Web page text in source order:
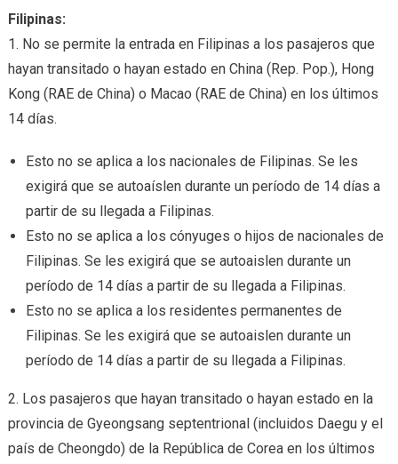
Filipinas:
1. No se permite la entrada en Filipinas a los pasajeros que
hayan transitado o hayan estado en China (Rep. Pop.), Hong
Kong (RAE de China) o Macao (RAE de China) en los últimos
14 días.
Esto no se aplica a los nacionales de Filipinas. Se les
exigirá que se autoaíslen durante un período de 14 días a
partir de su llegada a Filipinas.
Esto no se aplica a los cónyuges o hijos de nacionales de
Filipinas. Se les exigirá que se autoaislen durante un
período de 14 días a partir de su llegada a Filipinas.
Esto no se aplica a los residentes permanentes de
Filipinas. Se les exigirá que se autoaislen durante un
período de 14 días a partir de su llegada a Filipinas.
2. Los pasajeros que hayan transitado o hayan estado en la
provincia de Gyeongsang septentrional (incluidos Daegu y el
país de Cheongdo) de la República de Corea en los últimos